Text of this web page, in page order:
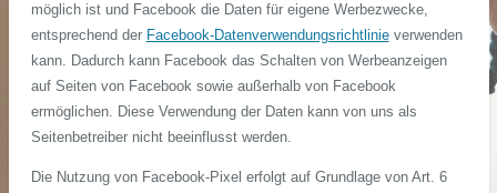
möglich ist und Facebook die Daten für eigene Werbezwecke,
entsprechend der Facebook-Datenverwendungsrichtlinie verwenden
kann. Dadurch kann Facebook das Schalten von Werbeanzeigen
auf Seiten von Facebook sowie außerhalb von Facebook
ermöglichen. Diese Verwendung der Daten kann von uns als
Seitenbetreiber nicht beeinflusst werden.
Die Nutzung von Facebook-Pixel erfolgt auf Grundlage von Art. 6